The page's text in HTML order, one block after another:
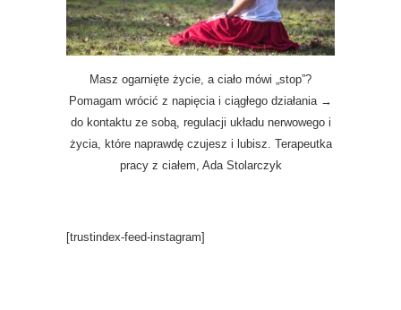
Masz ogarnięte życie, a ciało mówi „stop”?
Pomagam wrócić z napięcia i ciągłego działania →
do kontaktu ze sobą, regulacji układu nerwowego i
życia, które naprawdę czujesz i lubisz. Terapeutka
pracy z ciałem, Ada Stolarczyk
[trustindex-feed-instagram]